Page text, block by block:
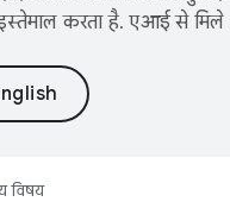
करता है. एआई से मिले
विषय